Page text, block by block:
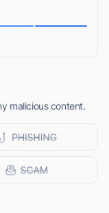
malicious content.